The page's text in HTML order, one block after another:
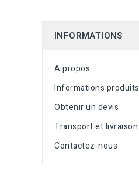
INFORMATIONS
A propos
Informations produits
Obtenir un devis
Transport et livraison
Contactez-nous